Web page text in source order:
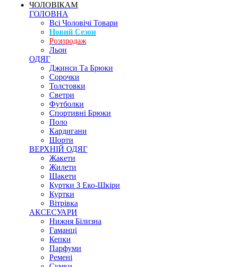
ЧОЛОВІКАМ
ГОЛОВНА
Всі Чоловічі Товари
Новий Сезон
Розпродаж
Льон
ОДЯГ
Джинси Та Брюки
Сорочки
Толстовки
Светри
Футболки
Спортивні Брюки
Поло
Кардигани
Шорти
ВЕРХНІЙ ОДЯГ
Жакети
Жилети
Шакети
Куртки З Еко-Шкіри
Куртки
Вітрівка
АКСЕСУАРИ
Нижня Білизна
Гаманці
Кепки
Парфуми
Ремені